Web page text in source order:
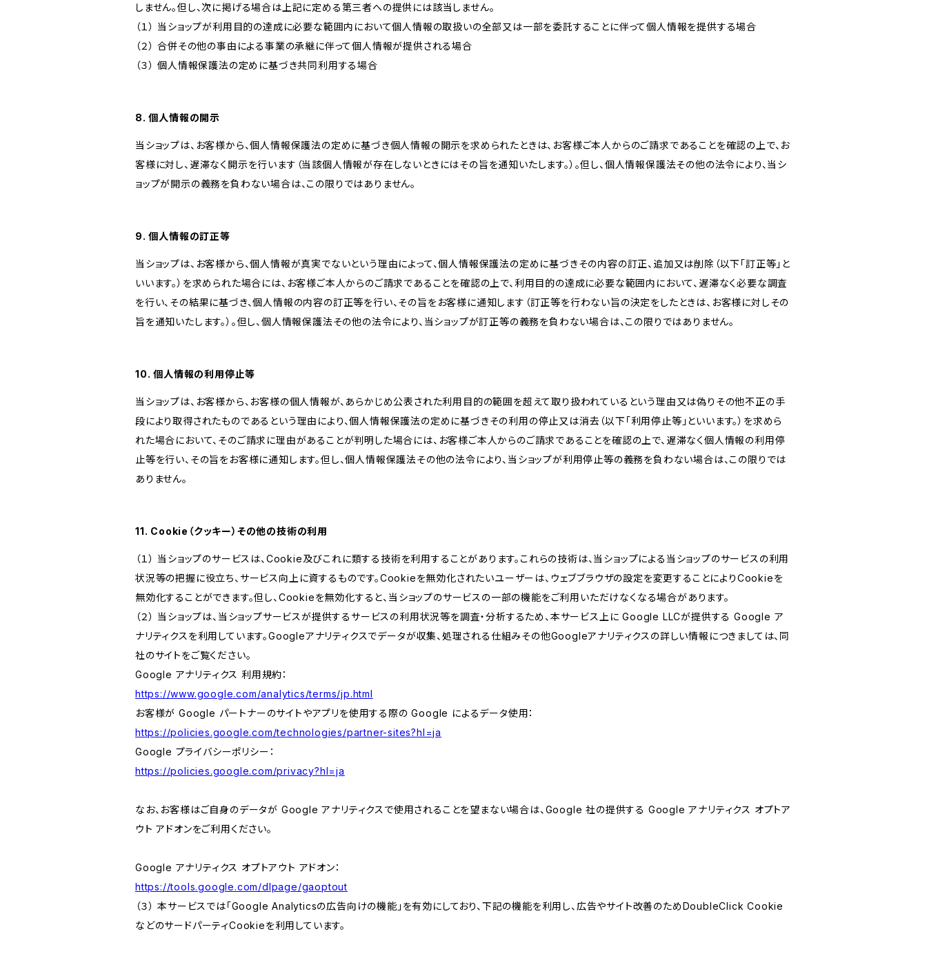
しません。但し、次に掲げる場合は上記に定める第三者への提供には該当しません。
（１） 当ショップが利用目的の達成に必要な範囲内において個人情報の取扱いの全部又は一部を委託することに伴って個人情報を提供する場合
（２） 合併その他の事由による事業の承継に伴って個人情報が提供される場合
（３） 個人情報保護法の定めに基づき共同利用する場合
8. 個人情報の開示
当ショップは、お客様から、個人情報保護法の定めに基づき個人情報の開示を求められたときは、お客様ご本人からのご請求であることを確認の上で、お
客様に対し、遅滞なく開示を行います（当該個人情報が存在しないときにはその旨を通知いたします。）。但し、個人情報保護法その他の法令により、当シ
ョップが開示の義務を負わない場合は、この限りではありません。
9. 個人情報の訂正等
当ショップは、お客様から、個人情報が真実でないという理由によって、個人情報保護法の定めに基づきその内容の訂正、追加又は削除（以下「訂正等」と
いいます。）を求められた場合には、お客様ご本人からのご請求であることを確認の上で、利用目的の達成に必要な範囲内において、遅滞なく必要な調査
を行い、その結果に基づき、個人情報の内容の訂正等を行い、その旨をお客様に通知します（訂正等を行わない旨の決定をしたときは、お客様に対しその
旨を通知いたします。）。但し、個人情報保護法その他の法令により、当ショップが訂正等の義務を負わない場合は、この限りではありません。
10. 個人情報の利用停止等
当ショップは、お客様から、お客様の個人情報が、あらかじめ公表された利用目的の範囲を超えて取り扱われているという理由又は偽りその他不正の手
段により取得されたものであるという理由により、個人情報保護法の定めに基づきその利用の停止又は消去（以下「利用停止等」といいます。）を求めら
れた場合において、そのご請求に理由があることが判明した場合には、お客様ご本人からのご請求であることを確認の上で、遅滞なく個人情報の利用停
止等を行い、その旨をお客様に通知します。但し、個人情報保護法その他の法令により、当ショップが利用停止等の義務を負わない場合は、この限りでは
ありません。
11. Cookie（クッキー）その他の技術の利用
（１） 当ショップのサービスは、Cookie及びこれに類する技術を利用することがあります。これらの技術は、当ショップによる当ショップのサービスの利用
状況等の把握に役立ち、サービス向上に資するものです。Cookieを無効化されたいユーザーは、ウェブブラウザの設定を変更することによりCookieを
無効化することができます。但し、Cookieを無効化すると、当ショップのサービスの一部の機能をご利用いただけなくなる場合があります。
（２） 当ショップは、当ショップサービスが提供するサービスの利用状況等を調査・分析するため、本サービス上に Google LLCが提供する Google ア
ナリティクスを利用しています。Googleアナリティクスでデータが収集、処理される仕組みその他Googleアナリティクスの詳しい情報につきましては、同
社のサイトをご覧ください。
Google アナリティクス 利用規約：
https://www.google.com/analytics/terms/jp.html
お客様が Google パートナーのサイトやアプリを使用する際の Google によるデータ使用：
https://policies.google.com/technologies/partner-sites?hl=ja
Google プライバシーポリシー：
https://policies.google.com/privacy?hl=ja
なお、お客様はご自身のデータが Google アナリティクスで使用されることを望まない場合は、Google 社の提供する Google アナリティクス オプトア
ウト アドオンをご利用ください。
Google アナリティクス オプトアウト アドオン：
https://tools.google.com/dlpage/gaoptout
（３） 本サービスでは「Google Analyticsの広告向けの機能」を有効にしており、下記の機能を利用し、広告やサイト改善のためDoubleClick Cookie
などのサードパーティCookieを利用しています。